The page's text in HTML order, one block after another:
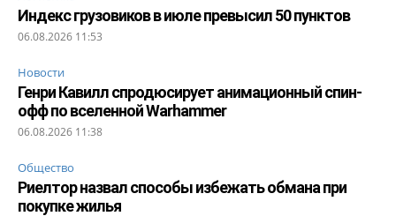
Индекс грузовиков в июле превысил 50 пунктов
06.08.2026 11:53
Новости
Генри Кавилл спродюсирует анимационный спин-
офф по вселенной Warhammer
06.08.2026 11:38
Общество
Риелтор назвал способы избежать обмана при
покупке жилья